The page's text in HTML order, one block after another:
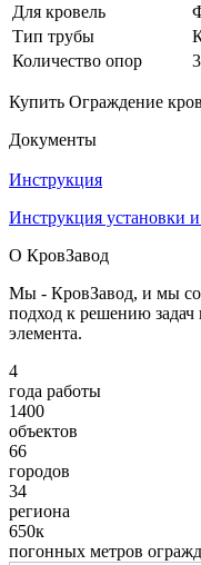
Для кровель
Тип трубы
Количество опор
3
Купить Ограждение
Документы
Инструкция
Инструкция установки
О КровЗавод
Мы - КровЗавод, и мы
подход к решению
элемента.
4
года работы
1400
объектов
66
городов
34
региона
650к
погонных метров